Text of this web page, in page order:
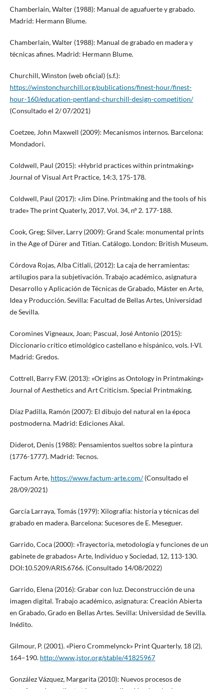
Chamberlain, Walter (1988): Manual de aguafuerte y grabado.
Madrid: Hermann Blume.
Chamberlain, Walter (1988): Manual de grabado en madera y
técnicas afines. Madrid: Hermann Blume.
Churchill, Winston (web oficial) (s.f.):
https://winstonchurchill.org/publications/finest-hour/finest-
hour-160/education-pentland-churchill-design-competition/
(Consultado el 2/ 07/2021)
Coetzee, John Maxwell (2009): Mecanismos internos. Barcelona:
Mondadori.
Coldwell, Paul (2015): «Hybrid practices within printmaking»
Journal of Visual Art Practice, 14:3, 175-178.
Coldwell, Paul (2017): «Jim Dine. Printmaking and the tools of his
trade» The print Quaterly, 2017, Vol. 34, nº 2. 177-188.
Cook, Greg; Silver, Larry (2009): Grand Scale: monumental prints
in the Age of Dürer and Titian. Catálogo. London: British Museum.
Córdova Rojas, Alba Citlali, (2012): La caja de herramientas:
artilugios para la subjetivación. Trabajo académico, asignatura
Desarrollo y Aplicación de Técnicas de Grabado, Máster en Arte,
Idea y Producción. Sevilla: Facultad de Bellas Artes, Universidad
de Sevilla.
Coromines Vigneaux, Joan; Pascual, José Antonio (2015):
Diccionario crítico etimológico castellano e hispánico, vols. I-VI.
Madrid: Gredos.
Cottrell, Barry F.W. (2013): «Origins as Ontology in Printmaking»
Journal of Aesthetics and Art Criticism. Special Printmaking.
Díaz Padilla, Ramón (2007): El dibujo del natural en la época
postmoderna. Madrid: Ediciones Akal.
Diderot, Denis (1988): Pensamientos sueltos sobre la pintura
(1776-1777). Madrid: Tecnos.
Factum Arte, https://www.factum-arte.com/(Consultado el
28/09/2021)
García Larraya, Tomás (1979): Xilografía: historia y técnicas del
grabado en madera. Barcelona: Sucesores de E. Meseguer.
Garrido, Coca (2000): «Trayectoria, metodología y funciones de un
gabinete de grabados» Arte, Individuo y Sociedad, 12, 113-130.
DOI:10.5209/ARIS.6766. (Consultado 14/08/2022)
Garrido, Elena (2016): Grabar con luz. Deconstrucción de una
imagen digital. Trabajo académico, asignatura: Creación Abierta
en Grabado, Grado en Bellas Artes. Sevilla: Universidad de Sevilla.
Inédito.
Gilmour, P. (2001). «Piero Crommelynck» Print Quarterly, 18 (2),
164–190. http://www.jstor.org/stable/41825967
González Vázquez, Margarita (2010): Nuevos procesos de